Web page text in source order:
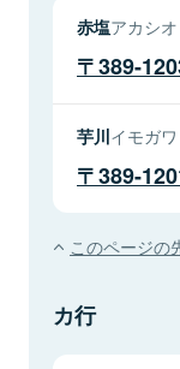
赤塩アカシオ
389-
芋川イモガワ
389-
このページの
カ行